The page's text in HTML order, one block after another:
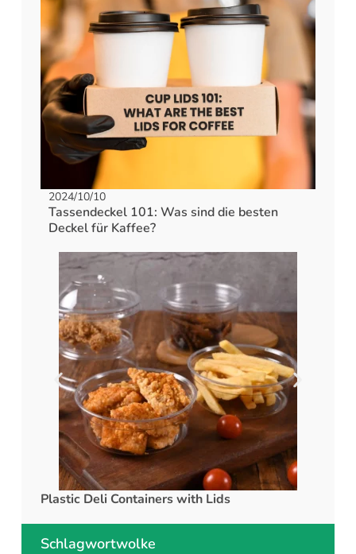
2024/10/10
Tassendeckel 101: Was sind die besten
Deckel für Kaffee?
Plastic Deli Containers with Lids
Schlagwortwolke